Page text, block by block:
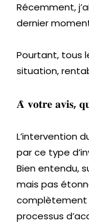
Récemment,
dernier
Pourtant, tous
situation,
𝐀̀ 𝐯𝐨𝐭𝐫𝐞 𝐚𝐯𝐢𝐬,
L’intervention
par ce type
Bien entendu,
mais pas
complètement
processus